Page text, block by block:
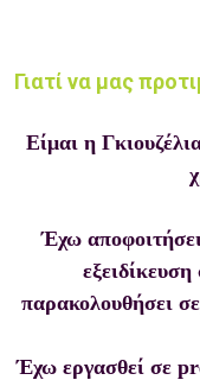
Γιατί να μας
Είμαι η
Έχω
παρακολουθήσει
Έχω εργασθεί σε